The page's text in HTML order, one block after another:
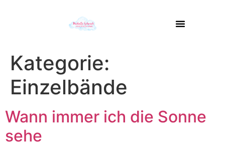
Kategorie:
Einzelbände
Wann immer ich die Sonne
sehe